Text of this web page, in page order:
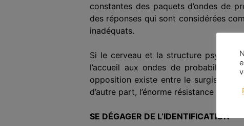
constantes des paquets d’ondes de
des réponses qui sont considérées
inadéquats.
Si le cerveau et la structure
l’accueil aux ondes de probabilités
opposition existe entre le
d’autre part, l’énorme résistance des
SE DÉGAGER DE L’IDENTIFICATION